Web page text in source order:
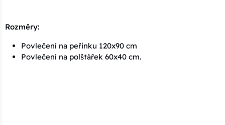
Rozměry:
Povlečení na peřinku 120x90 cm
Povlečení na polštářek 60x40 cm.